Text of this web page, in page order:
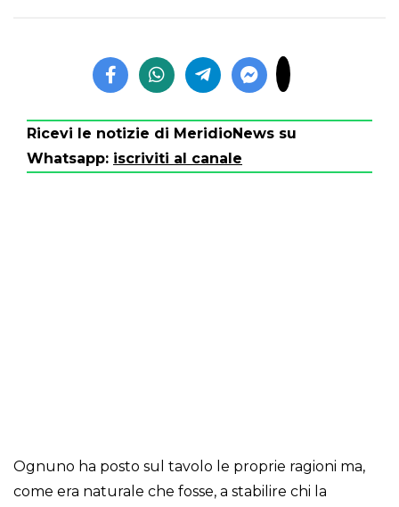
Ricevi le notizie di MeridioNews su
Whatsapp: iscriviti al canale
Ognuno ha posto sul tavolo le proprie ragioni ma,
come era naturale che fosse, a stabilire chi la